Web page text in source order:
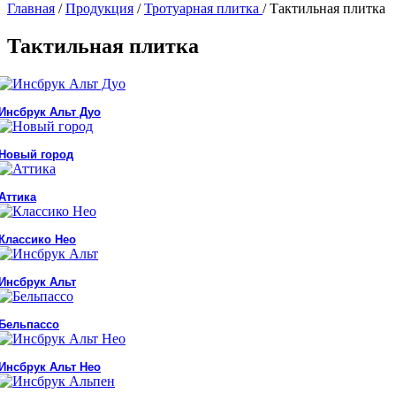
Главная /Продукция /Тротуарная плитка /Тактильная плитка
Тактильная плитка
Альт Дуо
город
Нео
Альт
Альт Нео